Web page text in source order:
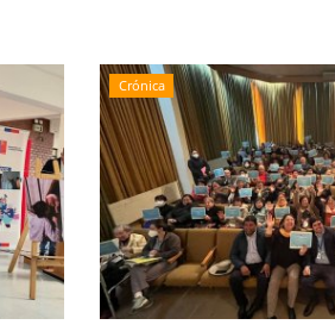
Crónica